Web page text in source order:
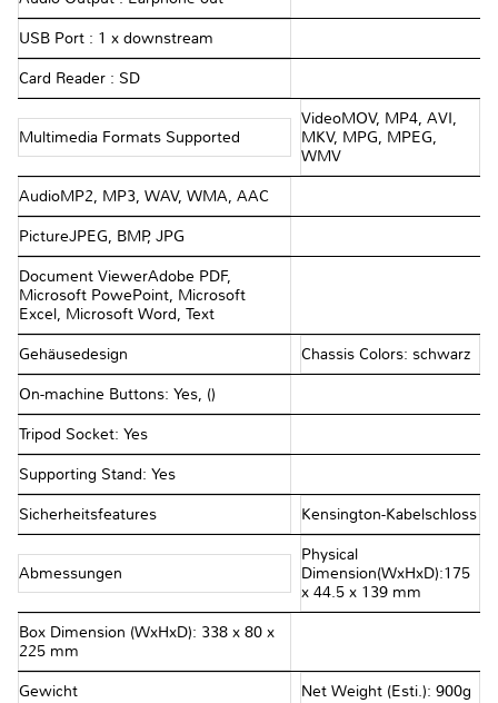
USB Port : 1 x downstream
Card Reader : SD
Multimedia Formats Supported
VideoMOV, MP4, AVI,
MKV, MPG, MPEG,
WMV
AudioMP2, MP3, WAV, WMA, AAC
PictureJPEG, BMP, JPG
Document ViewerAdobe PDF,
Microsoft PowePoint, Microsoft
Excel, Microsoft Word, Text
Gehäusedesign Chassis Colors: schwarz
On-machine Buttons: Yes, ()
Tripod Socket: Yes
Supporting Stand: Yes
Sicherheitsfeatures Kensington-Kabelschloss
Abmessungen
Physical
Dimension(WxHxD):175
x 44.5 x 139 mm
Box Dimension (WxHxD): 338 x 80 x
225 mm
Gewicht Net Weight (Esti.): 900g